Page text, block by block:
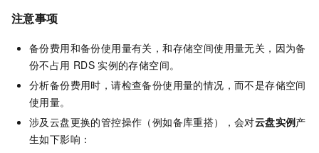
注意事项
备份费用和备份使用量有关，和存储空间使用量无关，因为备
份不占用 RDS 实例的存储空间。
分析备份费用时，请检查备份使用量的情况，而不是存储空间
使用量。
涉及云盘更换的管控操作（例如备库重搭），会对云盘实例产
生如下影响：